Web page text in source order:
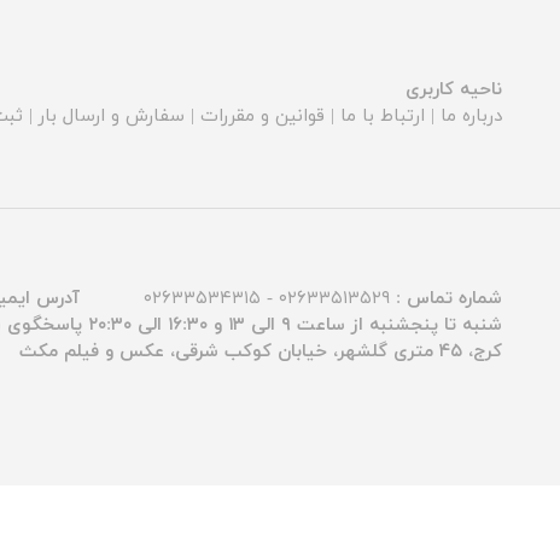
ناحیه کاربری
درباره ما | ارتباط با ما | قوانین و مقررات | سفارش و ارسال بار |
شماره تماس : ۰۲۶۳۳۵۱۳۵۲۹ - ۰۲۶۳۳۵۳۴۳۱۵ آدرس
شنبه تا پنجشنبه از ساعت ۹ الی ۱۳ و ۱۶:۳۰ الی ۲۰:۳۰ پاسخگوی شما عزیزان هستیم.
کرج، ۴۵ متری گلشهر، خیابان کوکب شرقی، عکس و فیلم مکث